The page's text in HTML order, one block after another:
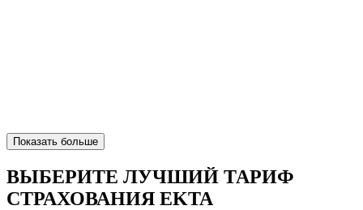
Показать больше
ВЫБЕРИТЕ ЛУЧШИЙ ТАРИФ
СТРАХОВАНИЯ EKTA